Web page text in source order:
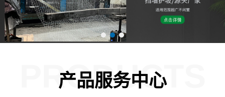
产品服务中心
PRODUCTS